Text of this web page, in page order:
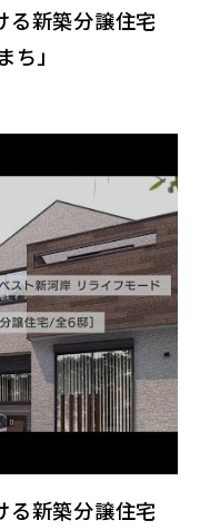
る新築分譲住宅
ち」
る新築分譲住宅